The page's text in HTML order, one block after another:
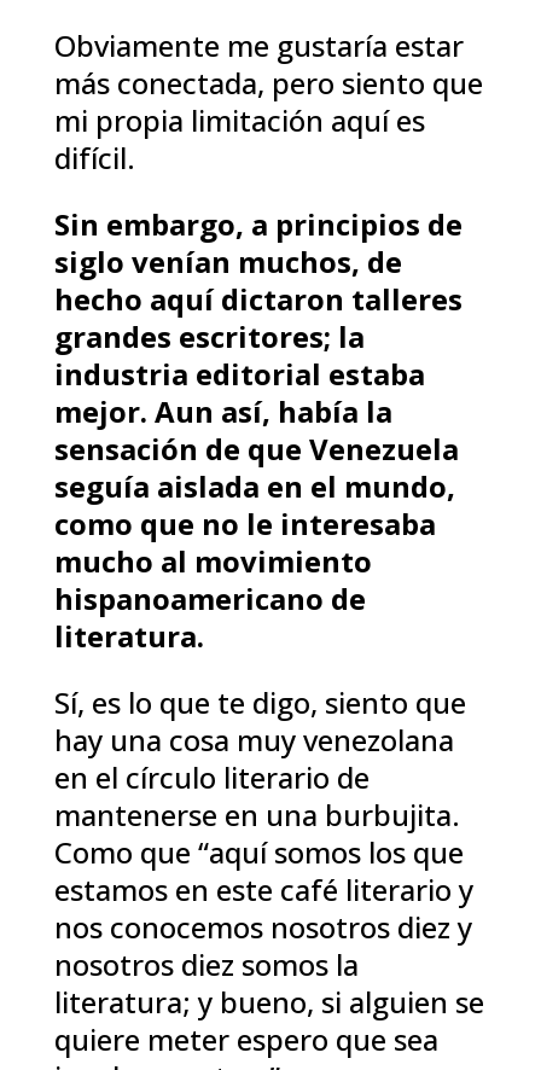
Obviamente me gustaría estar
más conectada, pero siento que
mi propia limitación aquí es
difícil.
Sin embargo, a principios de
siglo venían muchos, de
hecho aquí dictaron talleres
grandes escritores; la
industria editorial estaba
mejor. Aun así, había la
sensación de que Venezuela
seguía aislada en el mundo,
como que no le interesaba
mucho al movimiento
hispanoamericano de
literatura.
Sí, es lo que te digo, siento que
hay una cosa muy venezolana
en el círculo literario de
mantenerse en una burbujita.
Como que “aquí somos los que
estamos en este café literario y
nos conocemos nosotros diez y
nosotros diez somos la
literatura; y bueno, si alguien se
quiere meter espero que sea